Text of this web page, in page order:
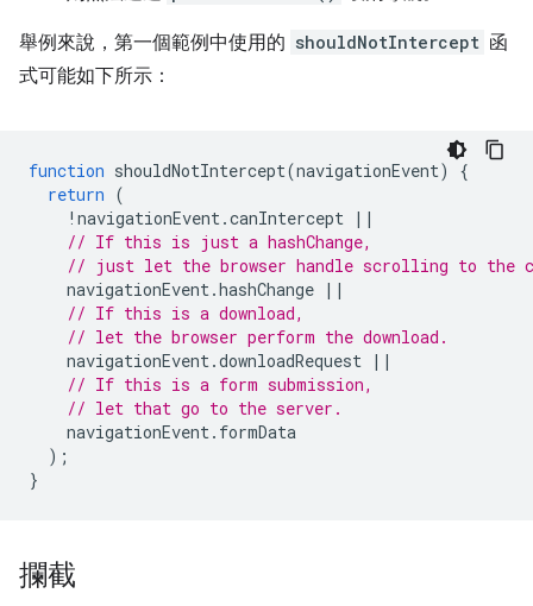
舉例來說，第一個範例中使用的 shouldNotIntercept 函
式可能如下所示：
function shouldNotIntercept(navigationEvent)
{
return (
! navigationEvent.canIntercept ||
// If this is just a hashChange,
// just let the browser handle scrolling to the
navigationEvent.hashChange ||
// If this is a download,
// let the browser perform the download.
navigationEvent.downloadRequest ||
// If this is a form submission,
// let that go to the server.
navigationEvent. formData
);
}
攔截